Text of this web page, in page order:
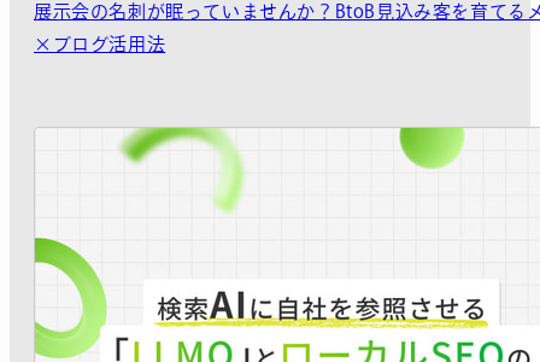
展示会の名刺が眠っていませんか？BtoB見込み客を育てる
×ブログ活用法